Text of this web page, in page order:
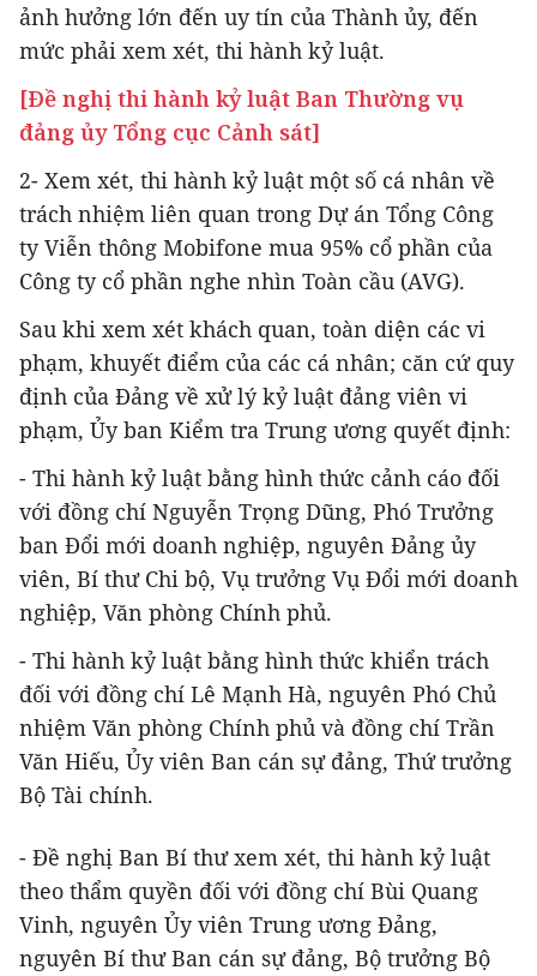
ảnh hưởng lớn đến uy tín của Thành ủy, đến
mức phải xem xét, thi hành kỷ luật.
[Đề nghị thi hành kỷ luật Ban Thường vụ
đảng ủy Tổng cục Cảnh sát]
2- Xem xét, thi hành kỷ luật một số cá nhân về
trách nhiệm liên quan trong Dự án Tổng Công
ty Viễn thông Mobifone mua 95% cổ phần của
Công ty cổ phần nghe nhìn Toàn cầu (AVG).
Sau khi xem xét khách quan, toàn diện các vi
phạm, khuyết điểm của các cá nhân; căn cứ quy
định của Đảng về xử lý kỷ luật đảng viên vi
phạm, Ủy ban Kiểm tra Trung ương quyết định:
- Thi hành kỷ luật bằng hình thức cảnh cáo đối
với đồng chí Nguyễn Trọng Dũng, Phó Trưởng
ban Đổi mới doanh nghiệp, nguyên Đảng ủy
viên, Bí thư Chi bộ, Vụ trưởng Vụ Đổi mới doanh
nghiệp, Văn phòng Chính phủ.
- Thi hành kỷ luật bằng hình thức khiển trách
đối với đồng chí Lê Mạnh Hà, nguyên Phó Chủ
nhiệm Văn phòng Chính phủ và đồng chí Trần
Văn Hiếu, Ủy viên Ban cán sự đảng, Thứ trưởng
Bộ Tài chính.
- Đề nghị Ban Bí thư xem xét, thi hành kỷ luật
theo thẩm quyền đối với đồng chí Bùi Quang
Vinh, nguyên Ủy viên Trung ương Đảng,
nguyên Bí thư Ban cán sự đảng, Bộ trưởng Bộ